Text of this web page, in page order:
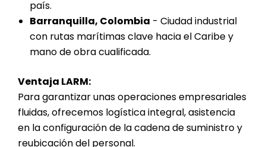
país.
Barranquilla, Colombia - Ciudad industrial
con rutas marítimas clave hacia el Caribe y
mano de obra cualificada.
Ventaja LARM:
Para garantizar unas operaciones empresariales
fluidas, ofrecemos logística integral, asistencia
en la configuración de la cadena de suministro y
reubicación del personal.